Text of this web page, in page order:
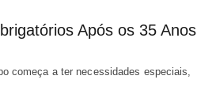
Após os 35 Anos
começa a ter necessidades especiais,